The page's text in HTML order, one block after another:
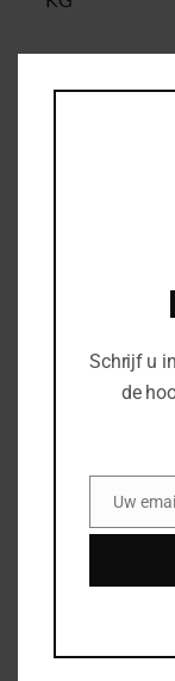
*
Uw e-mail *
Uw
Schrijf u
de
Email
Uw